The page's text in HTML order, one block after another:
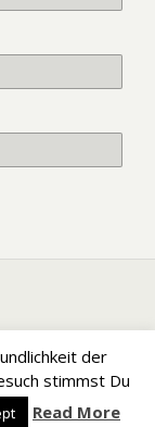
der
stimmst Du
Read More